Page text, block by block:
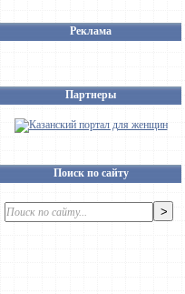
Реклама
Партнеры
Поиск по сайту